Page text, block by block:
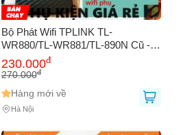
Bộ Phát Wifi TPLINK TL-
WR880/TL-WR881/TL-890N Cũ -
Xuyên Tường 3 Râu, Tốc Độ
450Mbps, Thiết Kế Chắc Chắn, Giá
230.000đ
270.000đ
Hàng mới về
Hà Nội